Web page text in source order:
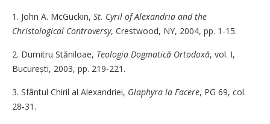
1. John A. McGuckin, St. Cyril of Alexandria and the
Christological Controversy, Crestwood, NY, 2004, pp. 1-15.
2. Dumitru Stăniloae, Teologia Dogmatică Ortodoxă, vol. I,
București, 2003, pp. 219-221.
3. Sfântul Chiril al Alexandriei, Glaphyra la Facere, PG 69, col.
28-31.